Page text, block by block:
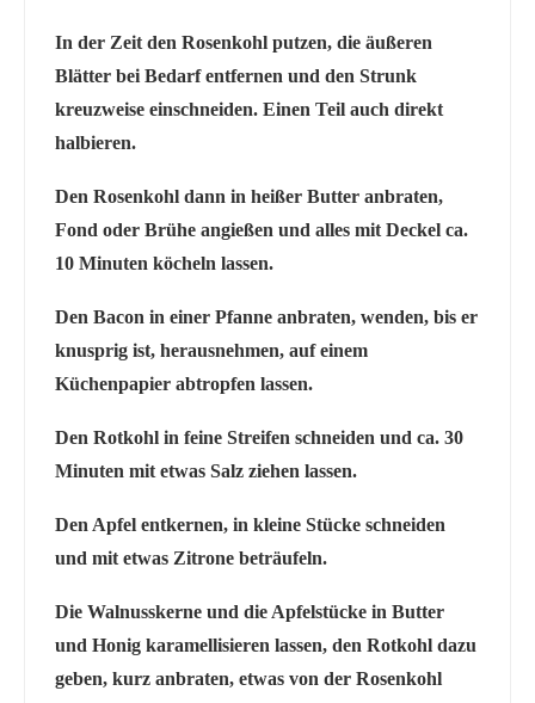
In der Zeit den Rosenkohl putzen, die äußeren
Blätter bei Bedarf entfernen und den Strunk
kreuzweise einschneiden. Einen Teil auch direkt
halbieren.
Den Rosenkohl dann in heißer Butter anbraten,
Fond oder Brühe angießen und alles mit Deckel ca.
10 Minuten köcheln lassen.
Den Bacon in einer Pfanne anbraten, wenden, bis er
knusprig ist, herausnehmen, auf einem
Küchenpapier abtropfen lassen.
Den Rotkohl in feine Streifen schneiden und ca. 30
Minuten mit etwas Salz ziehen lassen.
Den Apfel entkernen, in kleine Stücke schneiden
und mit etwas Zitrone beträufeln.
Die Walnusskerne und die Apfelstücke in Butter
und Honig karamellisieren lassen, den Rotkohl dazu
geben, kurz anbraten, etwas von der Rosenkohl